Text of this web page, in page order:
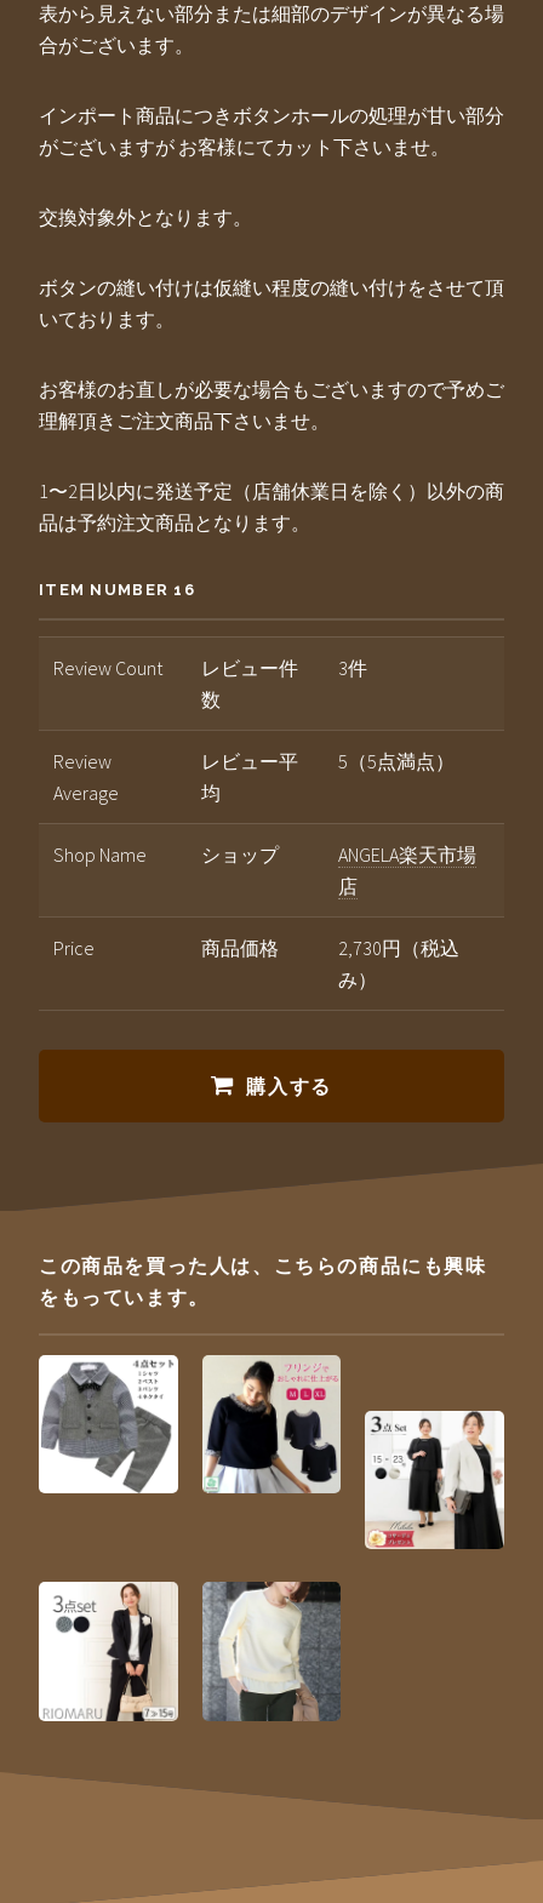
表から見えない部分または細部のデザインが異なる場
合がございます。
インポート商品につきボタンホールの処理が甘い部分
がございますが お客様にてカット下さいませ。
交換対象外となります。
ボタンの縫い付けは仮縫い程度の縫い付けをさせて頂
いております。
お客様のお直しが必要な場合もございますので予めご
理解頂きご注文商品下さいませ。
1〜2日以内に発送予定（店舗休業日を除く）以外の商
品は予約注文商品となります。
ITEM NUMBER 16
Review Count
レビュー件
数
3件
Review
Average
レビュー平
均
5（5点満点）
Shop Name ショップ
ANGELA楽天市場
店
Price 商品価格
2,730円（税込
み）
購入する
この商品を買った人は、こちらの商品にも興味
をもっています。